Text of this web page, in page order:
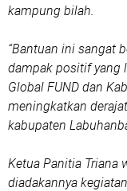
kampung bilah.
“Bantuan ini sangat
dampak positif yang
Global FUND dan
meningkatkan
kabupaten
Ketua Panitia Triana
diadakannya